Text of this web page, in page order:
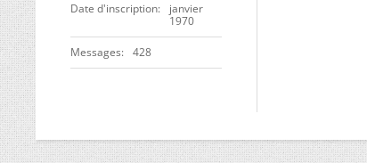
Date d'inscription
janvier
1970
Messages 428